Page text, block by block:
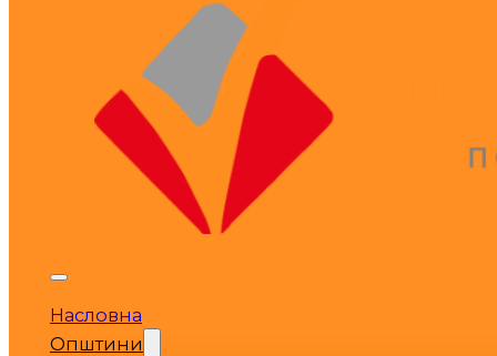
Насловна
Општини